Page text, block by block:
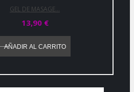
GEL DE MASAGE...
13,90 €
AÑADIR AL CARRITO